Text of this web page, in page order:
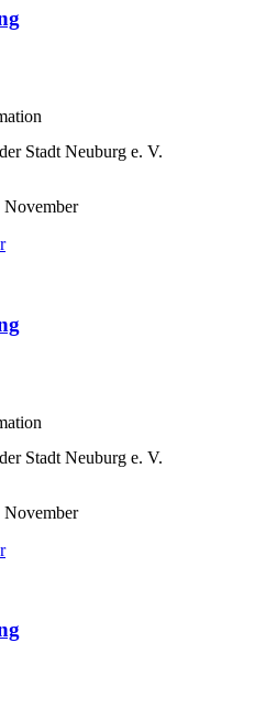
Stadt Neuburg e. V.
November
Stadt Neuburg e. V.
November